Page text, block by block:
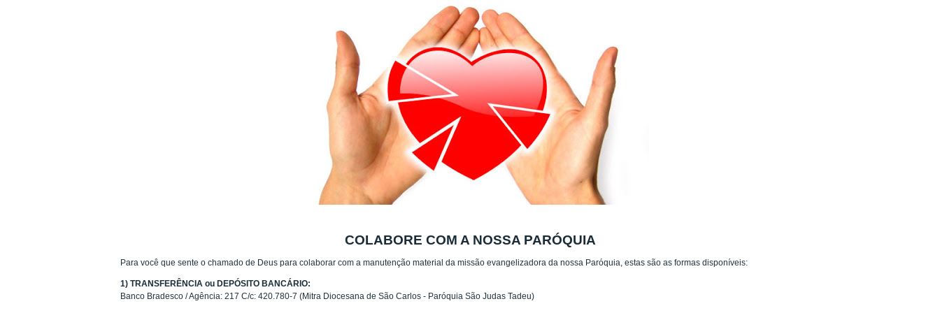
COLABORE COM A NOSSA PARÓQUIA
Para você que sente o chamado de Deus para colaborar com a manutenção material da missão evangelizadora da nossa Paróquia, estas são as formas disponíveis:
1) TRANSFERÊNCIA ou DEPÓSITO BANCÁRIO:
Banco Bradesco / Agência: 217 C/c: 420.780-7 (Mitra Diocesana de São Carlos - Paróquia São Judas Tadeu)